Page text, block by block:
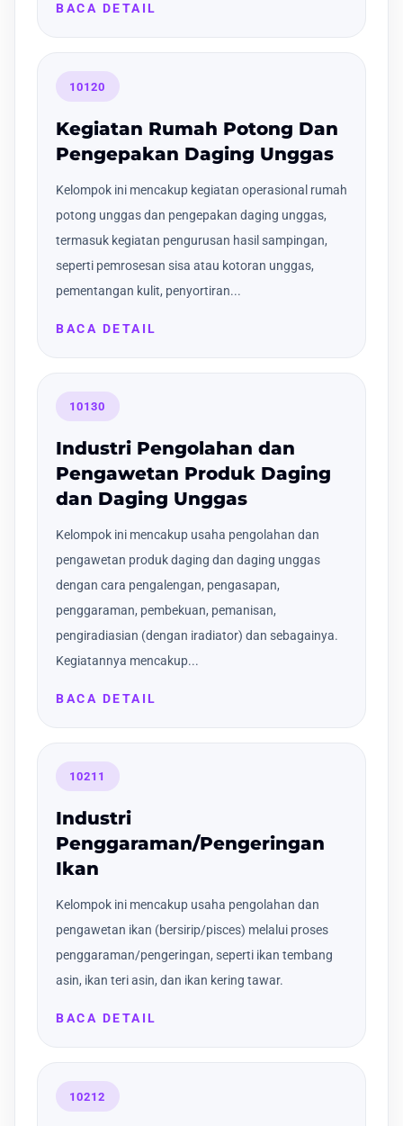
BACA DETAIL
10120
Kegiatan Rumah Potong Dan
Pengepakan Daging Unggas
Kelompok ini mencakup kegiatan operasional rumah
potong unggas dan pengepakan daging unggas,
termasuk kegiatan pengurusan hasil sampingan,
seperti pemrosesan sisa atau kotoran unggas,
pementangan kulit, penyortiran...
BACA DETAIL
10130
Industri Pengolahan dan
Pengawetan Produk Daging
dan Daging Unggas
Kelompok ini mencakup usaha pengolahan dan
pengawetan produk daging dan daging unggas
dengan cara pengalengan, pengasapan,
penggaraman, pembekuan, pemanisan,
pengiradiasian (dengan iradiator) dan sebagainya.
Kegiatannya mencakup...
BACA DETAIL
10211
Industri
Penggaraman/Pengeringan
Ikan
Kelompok ini mencakup usaha pengolahan dan
pengawetan ikan (bersirip/pisces) melalui proses
penggaraman/pengeringan, seperti ikan tembang
asin, ikan teri asin, dan ikan kering tawar.
BACA DETAIL
10212